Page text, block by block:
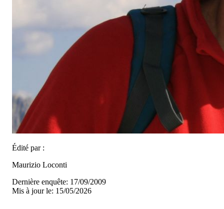
Édité par :
Maurizio Loconti
Dernière enquête: 17/09/2009
Mis à jour le: 15/05/2026